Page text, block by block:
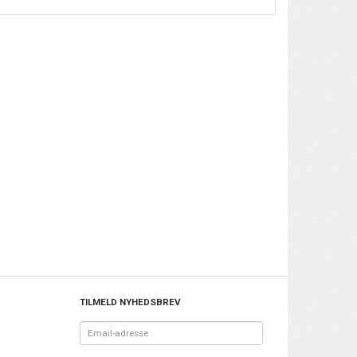
TILMELD NYHEDSBREV
adresse